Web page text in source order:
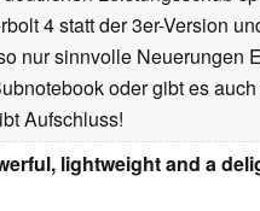
4 statt der 3er-Version
nur sinnvolle Neuerungen
oder gibt es
Aufschluss!
lightweight and a